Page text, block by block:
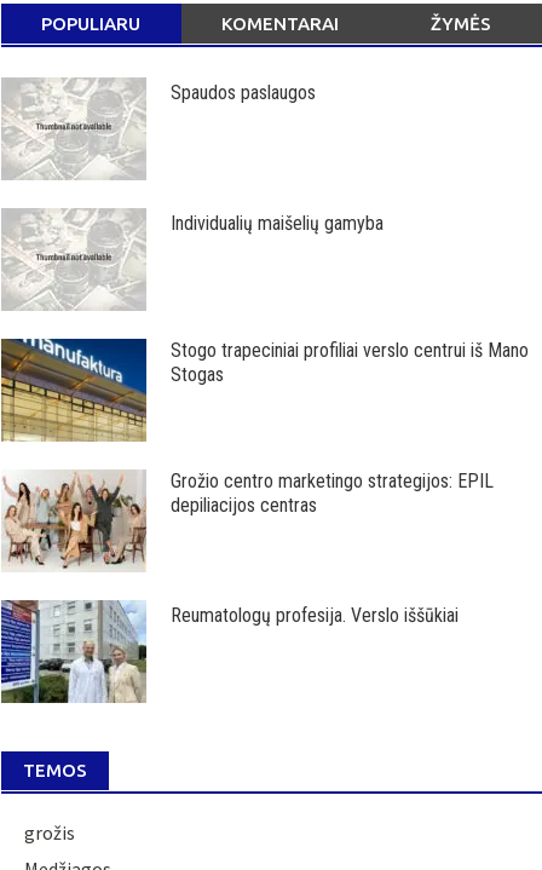
POPULIARU KOMENTARAI ŽYMĖS
Spaudos paslaugos
Individualių maišelių gamyba
Stogo trapeciniai profiliai verslo centrui iš Mano
Stogas
Grožio centro marketingo strategijos: EPIL
depiliacijos centras
Reumatologų profesija. Verslo iššūkiai
TEMOS
grožis